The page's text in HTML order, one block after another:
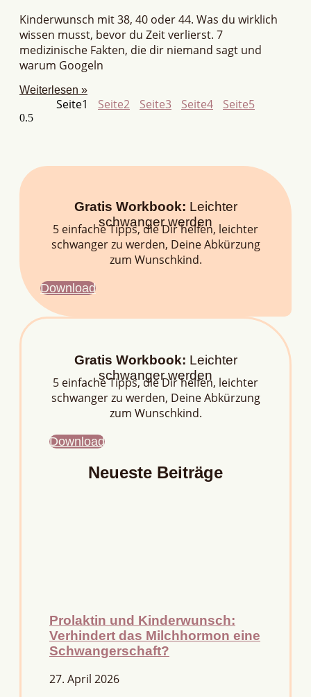
Kinderwunsch mit 38, 40 oder 44. Was du wirklich
wissen musst, bevor du Zeit verlierst. 7
medizinische Fakten, die dir niemand sagt und
warum Googeln
Weiterlesen »
Seite1 Seite2 Seite3 Seite4 Seite5
Gratis Workbook: Leichter
schwanger werden
5 einfache Tipps, die Dir helfen, leichter
schwanger zu werden, Deine Abkürzung
zum Wunschkind.
Download
Gratis Workbook: Leichter
schwanger werden
5 einfache Tipps, die Dir helfen, leichter
schwanger zu werden, Deine Abkürzung
zum Wunschkind.
Download
Neueste Beiträge
Prolaktin und Kinderwunsch:
Verhindert das Milchhormon eine
Schwangerschaft?
27. April 2026